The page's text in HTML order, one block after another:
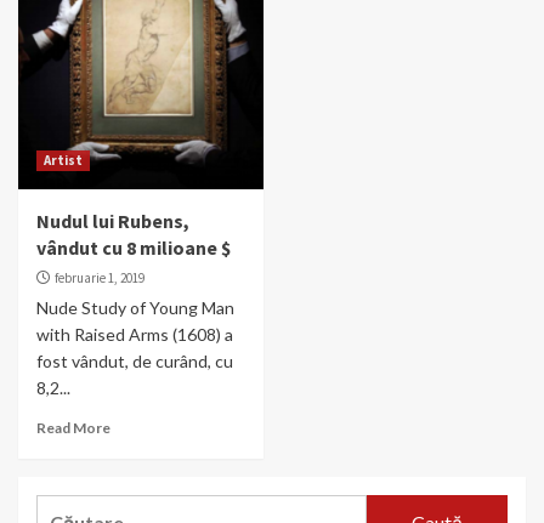
Artist
Nudul lui Rubens,
vândut cu 8 milioane $
februarie 1, 2019
Nude Study of Young Man
with Raised Arms (1608) a
fost vândut, de curând, cu
8,2...
Read More